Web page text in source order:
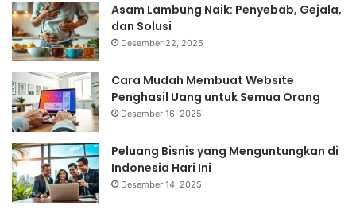
Asam Lambung Naik: Penyebab, Gejala,
dan Solusi
Desember 22, 2025
Cara Mudah Membuat Website
Penghasil Uang untuk Semua Orang
Desember 16, 2025
Peluang Bisnis yang Menguntungkan di
Indonesia Hari Ini
Desember 14, 2025